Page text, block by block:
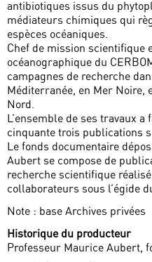
antibiotiques issus du
médiateurs chimiques qui
espèces océaniques.
Chef de mission scientifique
océanographique du
campagnes de recherche
Méditerranée, en Mer Noire,
Nord.
L’ensemble de ses travaux a
cinquante trois publications
Le fonds documentaire
Aubert se compose de
recherche scientifique
collaborateurs sous l’égide
Note : base Archives privées
Historique du producteur
Professeur Maurice Aubert,